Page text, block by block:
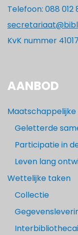
Telefoon: 088 012
KvK nummer
AANBOD
Geletterde
Participatie in
Leven lang
Wettelijke taken
Collectie